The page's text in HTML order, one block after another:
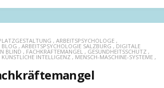
, ARBEITSPSYCHOLOGE ,
BLOG , ARBEITSPSYCHOLOGIE SALZBURG , DIGITALE
BLIND , FACHKRÄFTEMANGEL , GESUNDHEITSSCHUTZ ,
KÜNSTLICHE INTELLIGENZ , MENSCH-MASCHINE-SYSTEME ,